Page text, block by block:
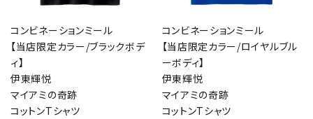
コンビネーションミール
【当店限定カラー/ブラックボデ
ィ】
伊東輝悦
マイアミの奇跡
コットンTシャツ
コンビネーションミール
【当店限定カラー/ロイヤルブル
ーボディ】
伊東輝悦
マイアミの奇跡
コットンTシャツ